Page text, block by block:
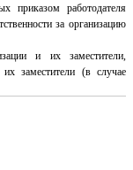
приказом работодателя
за организацию
и их заместители,
заместители (в случае